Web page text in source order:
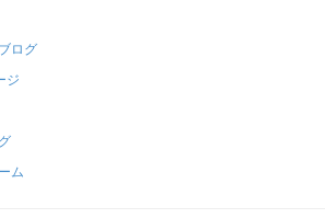
ログ
ジ
ム